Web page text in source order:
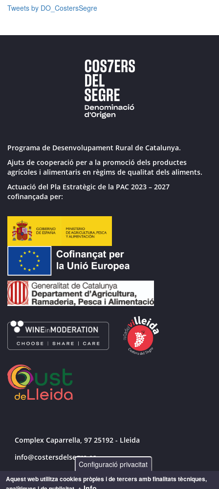
Tweets by DO_CostersSegre
Programa de Desenvolupament Rural de Catalunya.
Ajuts de cooperació per a la promoció dels productes
agrícoles i alimentaris en règims de qualitat dels aliments.
Actuació del Pla Estratègic de la PAC 2023 – 2027
cofinançada per:
Complex Caparrella, 97 25192 - Lleida
info@costersdelsegre.es
Configuració privacitat
Aquest web utilitza cookies pròpies i de tercers amb finalitats tècniques,